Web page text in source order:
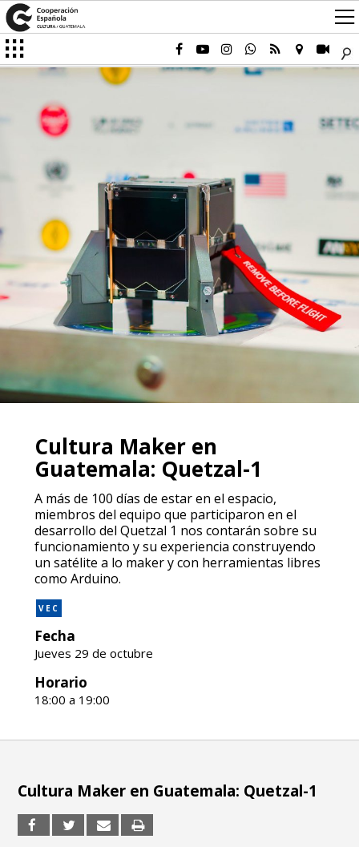
Cultura Maker en
Guatemala: Quetzal-1
A más de 100 días de estar en el espacio,
miembros del equipo que participaron en el
desarrollo del Quetzal 1 nos contarán sobre su
funcionamiento y su experiencia construyendo
un satélite a lo maker y con herramientas libres
como Arduino.
VEC
Fecha
Jueves 29 de octubre
Horario
18:00 a 19:00
Cultura Maker en Guatemala: Quetzal-1